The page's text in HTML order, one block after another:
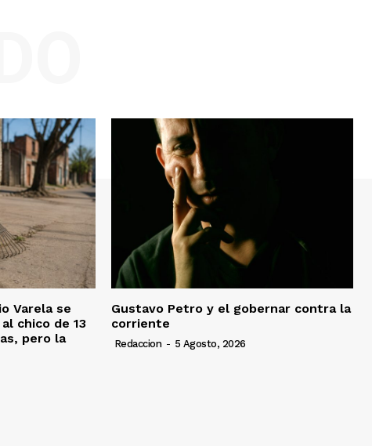
Varela se
chico de 13
pero la
Gustavo Petro y el gobernar contra la
corriente
Redaccion - 5 Agosto, 2026